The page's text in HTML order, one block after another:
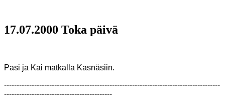
17.07.2000 Toka päivä
Pasi ja Kai matkalla Kasnäsiin.
--------------------------------------------------------------------------------------
-------------------------------------------